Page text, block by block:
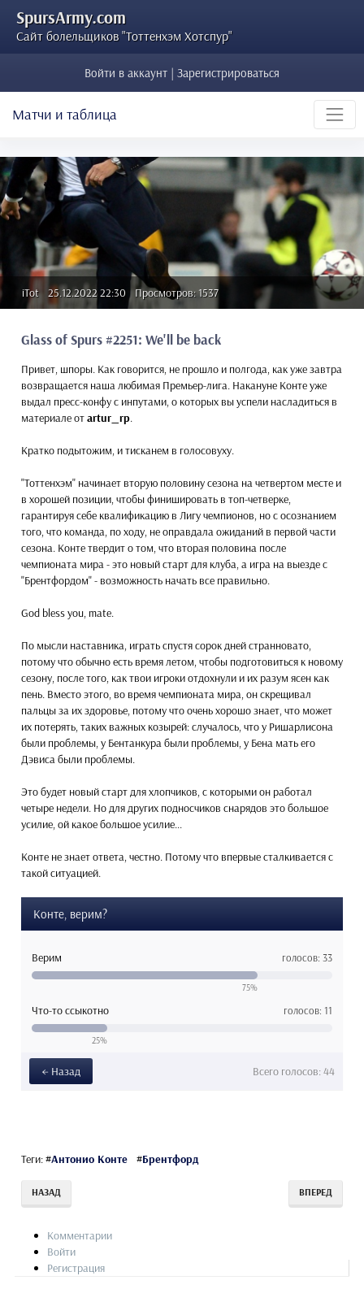
SpursArmy.com
Сайт болельщиков "Тоттенхэм Хотспур"
Войти в аккаунт | Зарегистрироваться
Матчи и таблица
iTot 25.12.2022 22:30 Просмотров: 1537
Glass of Spurs #2251: We'll be back
Привет, шпоры. Как говорится, не прошло и полгода, как уже завтра
возвращается наша любимая Премьер-лига. Накануне Конте уже
выдал пресс-конфу с инпутами, о которых вы успели насладиться в
материале отartur_rp.
Кратко подытожим, и тисканем в голосовуху.
"Тоттенхэм" начинает вторую половину сезона на четвертом месте и
в хорошей позиции, чтобы финишировать в топ-четверке,
гарантируя себе квалификацию в Лигу чемпионов, но с осознанием
того, что команда, по ходу, не оправдала ожиданий в первой части
сезона. Конте твердит о том, что вторая половина после
чемпионата мира - это новый старт для клуба, а игра на выезде с
"Брентфордом" - возможность начать все правильно.
God bless you, mate.
По мысли наставника, играть спустя сорок дней странновато,
потому что обычно есть время летом, чтобы подготовиться к новому
сезону, после того, как твои игроки отдохнули и их разум ясен как
пень. Вместо этого, во время чемпионата мира, он скрещивал
пальцы за их здоровье, потому что очень хорошо знает, что может
их потерять, таких важных козырей: случалось, что у Ришарлисона
были проблемы, у Бентанкура были проблемы, у Бена мать его
Дэвиса были проблемы.
Это будет новый старт для хлопчиков, с которыми он работал
четыре недели. Но для других подносчиков снарядов это большое
усилие, ой какое большое усилие...
Конте не знает ответа, честно. Потому что впервые сталкивается с
такой ситуацией.
Конте, верим?
голосов: 33
Верим
75%
голосов: 11
Что-то ссыкотно
25%
← Назад Всего голосов: 44
Теги:#Антонио Конте #Брентфорд
НАЗАД ВПЕРЕД
Комментарии
Войти
Регистрация